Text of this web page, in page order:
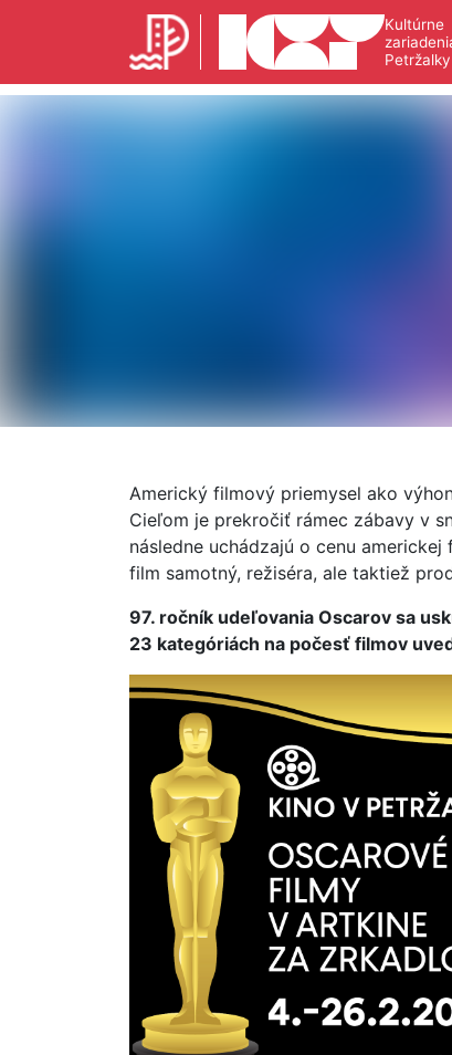
Kultúrne
Petržalky
Americký filmový priemysel ako
Cieľom je prekročiť rámec zábavy v
následne uchádzajú o cenu
film samotný, režiséra, ale taktiež
97. ročník udeľovania Oscarov sa
23 kategóriách na počesť filmov